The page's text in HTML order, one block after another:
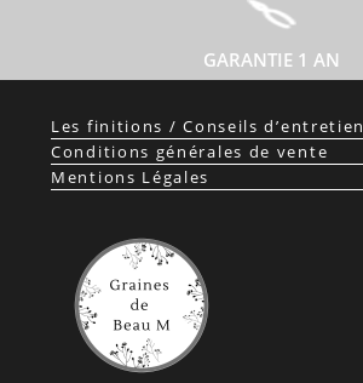
GARANTIE 1 AN
Les finitions / Conseils d’entretien
Conditions générales de vente
Mentions Légales